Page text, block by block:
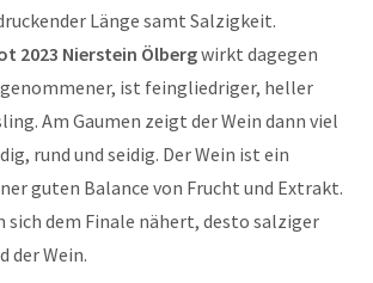
Länge samt Salzigkeit.
2023 Nierstein Ölbergwirkt dagegen
ist feingliedriger, heller
Am Gaumen zeigt der Wein dann viel
rund und seidig. Der Wein ist ein
guten Balance von Frucht und Extrakt.
sich dem Finale nähert, desto salziger
der Wein.